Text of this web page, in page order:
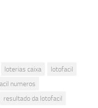
loterias caixa
lotofacil
numeros
resultado da lotofacil